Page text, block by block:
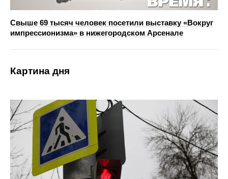
Свыше 69 тысяч человек посетили выставку «Вокруг
импрессионизма» в нижегородском Арсенале
Картина дня